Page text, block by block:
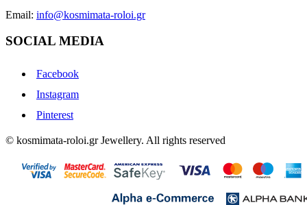
Email: info@kosmimata-roloi.gr
SOCIAL MEDIA
Facebook
Instagram
Pinterest
© kosmimata-roloi.gr Jewellery. All rights reserved